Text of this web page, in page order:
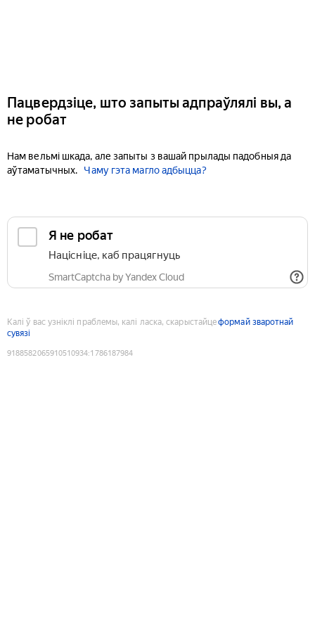
Пацвердзіце, што запыты адпраўлялі вы, а
не робат
Нам вельмі шкада, але запыты з вашай прылады падобныя да
аўтаматычных.
Чаму гэта магло адбыцца?
Я не робат
Націсніце, каб працягнуць
SmartCaptcha by Yandex Cloud
Калі ў вас узніклі праблемы, калі ласка, скарыстайцеформай зваротнай
сувязі
9188582065910510934:1786187984